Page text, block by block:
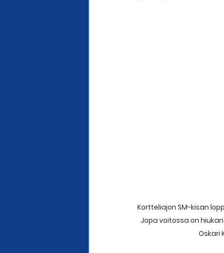
Kortteliajon SM-kisan
Jopa voitossa on
Oskari